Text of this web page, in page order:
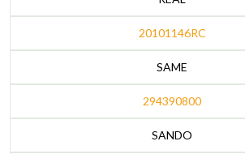
20101146RC
SAME
294390800
SANDO